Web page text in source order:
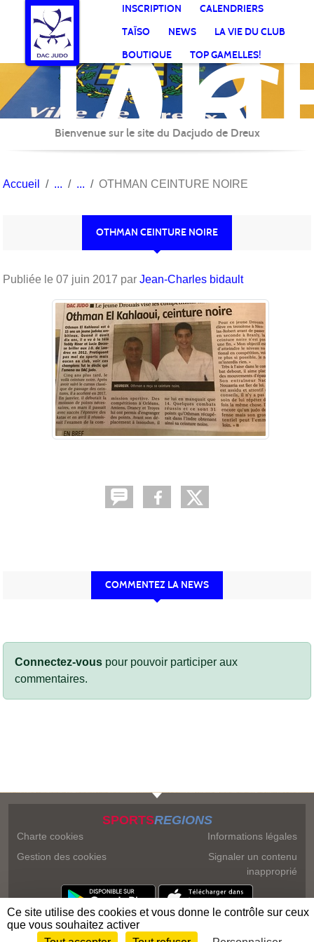
INSCRIPTION
CALENDRIERS
TAÏSO
NEWS
LA VIE DU CLUB
BOUTIQUE
TOP GAMELLES!
AC
Bienvenue sur le site du Dacjudo de Dreux
Accueil OTHMAN CEINTURE NOIRE
OTHMAN CEINTURE NOIRE
Publiée le 07 juin 2017 par Jean-Charles bidault
COMMENTEZ LA NEWS
Connectez-vous pour pouvoir participer aux
commentaires.
SPORTSREGIONS
Charte cookies
Gestion des cookies
Informations légales
Signaler un contenu
inapproprié
Panneau de gestion des cookies
Ce site utilise des cookies et vous donne le contrôle sur ceux
que vous souhaitez activer